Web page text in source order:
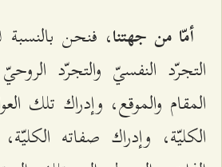
أمّا من جهتنا، فنحن
التجرّد النفسيّ والتجرّد
المقام والموقع، وإدراك تلك
الكليّة، وإدراك صفاته